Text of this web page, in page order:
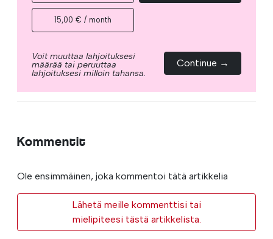
15,00 € / month
Voit muuttaa lahjoituksesi
määrää tai peruuttaa
lahjoituksesi milloin tahansa.
Continue →
Kommentit
Ole ensimmäinen, joka kommentoi tätä artikkelia
Lähetä meille kommenttisi tai
mielipiteesi tästä artikkelista.